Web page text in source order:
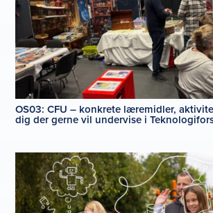
OS03: CFU – konkrete læremidler,
dig der gerne vil undervise i